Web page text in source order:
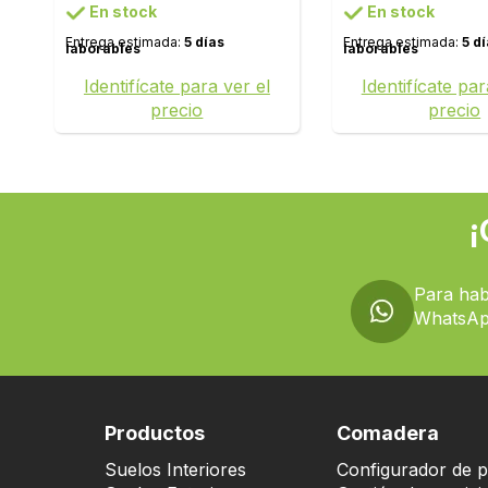
En stock
Entrega estimada: 5 días
laborables
Identifícate para ver el
precio
En stock
Entrega estimada: 5
laborables
Identifícate
precio
Para
Productos
Suelos Interiores
Comadera
Configurador de